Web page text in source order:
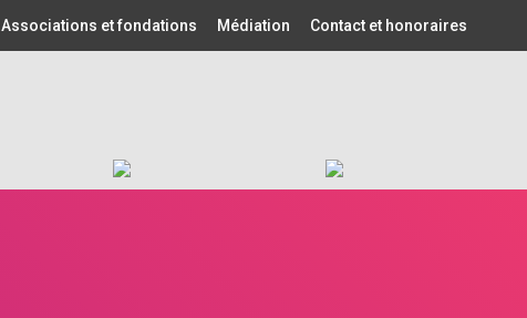
Associations et fondations Médiation Contact et honoraires